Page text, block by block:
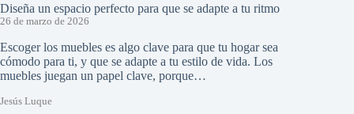
Diseña un espacio perfecto para que se adapte a tu ritmo
26 de marzo de 2026
Escoger los muebles es algo clave para que tu hogar sea
cómodo para ti, y que se adapte a tu estilo de vida. Los
muebles juegan un papel clave, porque…
Jesús Luque